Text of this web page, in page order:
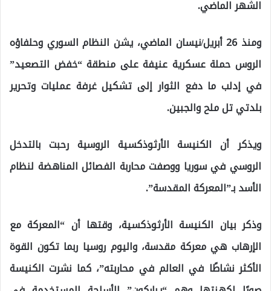
الشهر الماضي.
ومنذ 26 أبريل/نيسان الماضي، يشن النظام السوري وحلفاؤه
الروس حملة عسكرية عنيفة على منطقة “خفض التصعيد”
في إدلب ما دفع الثوار إلى تشكيل غرفة عمليات وتحرير
بلدتي تل ملح والجبين.
ويذكر أن الكنيسة الأرثوذكسية الروسية رحبت بالتدخل
الروسي في سوريا ووصفت محاربة الفصائل المناهضة لنظام
الأسد بـ”المعركة المقدسة”.
وذكر بيان الكنيسة الأرثوذكسية، وقتها أن “المعركة مع
الإرهاب هي معركة مقدسة، واليوم روسيا ربما تكون القوة
الأكثر نشاطًا في العالم في محاربته”، كما نشرت الكنيسة